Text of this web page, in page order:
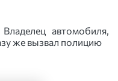
автомобиля,
же вызвал полицию